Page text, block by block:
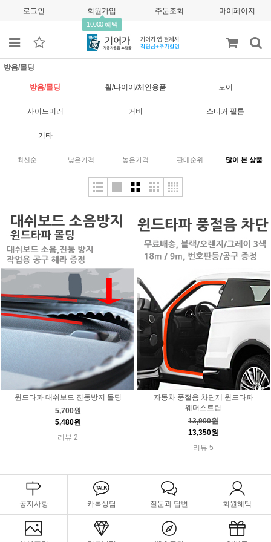
로그인 회원가입
10000 혜택
주문조회 마이페이지
방음/몰딩
방음/몰딩 휠/타이어/체인용품 도어
사이드미러 커버 스티커 필름
기타
최신순 낮은가격 높은가격 판매순위 많이 본 상품
윈드타파 대쉬보드 진동방지 몰딩
5,700원
5,480원
리뷰 2
자동차 풍절음 차단제 윈드타파
웨더스트립
13,900원
13,350원
리뷰 5
공지사항 카톡상담 질문과 답변 회원혜택